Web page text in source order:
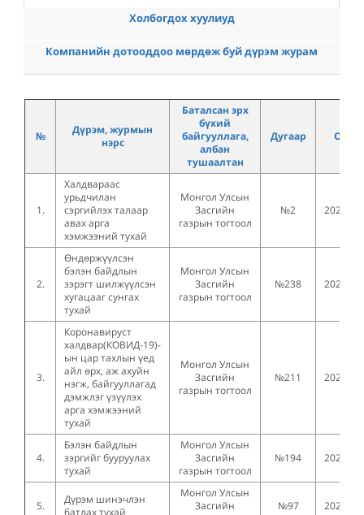
Холбогдох хуулиуд
Компанийн дотооддоо мөрдөж буй дүрэм журам
№
Дүрэм, журмын
нэрс
Баталсан эрх
бүхий
байгууллага,
албан
тушаалтан
Дугаар Огноо
1.
Халдвараас
урьдчилан
сэргийлэх талаар
авах арга
хэмжээний тухай
Монгол Улсын
Засгийн
газрын тогтоол
№2
2.
Өндөржүүлсэн
бэлэн байдлын
зэрэгт шилжүүлсэн
хугацааг сунгах
тухай
Монгол Улсын
Засгийн
газрын тогтоол
№238
3.
Коронавируст
халдвар(КОВИД-19)-
ын цар тахлын үед
айл өрх, аж ахуйн
нэгж, байгууллагад
дэмжлэг үзүүлэх
арга хэмжээний
тухай
Монгол Улсын
Засгийн
газрын тогтоол
№211
4.
Бэлэн байдлын
зэргийг бууруулах
тухай
Монгол Улсын
Засгийн
газрын тогтоол
№194
5.
Дүрэм шинэчлэн
батлах тухай
Монгол Улсын
Засгийн
№97